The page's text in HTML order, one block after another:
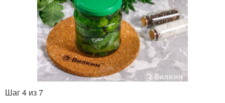
Шаг 4 из 7